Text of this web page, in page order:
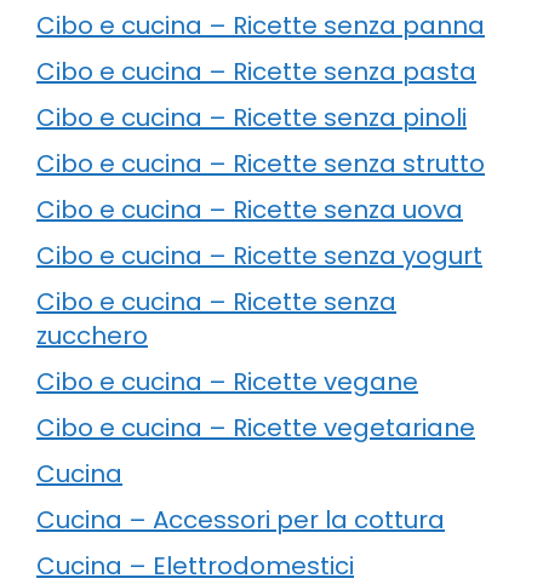
Cibo e cucina – Ricette senza panna
Cibo e cucina – Ricette senza pasta
Cibo e cucina – Ricette senza pinoli
Cibo e cucina – Ricette senza strutto
Cibo e cucina – Ricette senza uova
Cibo e cucina – Ricette senza yogurt
Cibo e cucina – Ricette senza
zucchero
Cibo e cucina – Ricette vegane
Cibo e cucina – Ricette vegetariane
Cucina
Cucina – Accessori per la cottura
Cucina – Elettrodomestici